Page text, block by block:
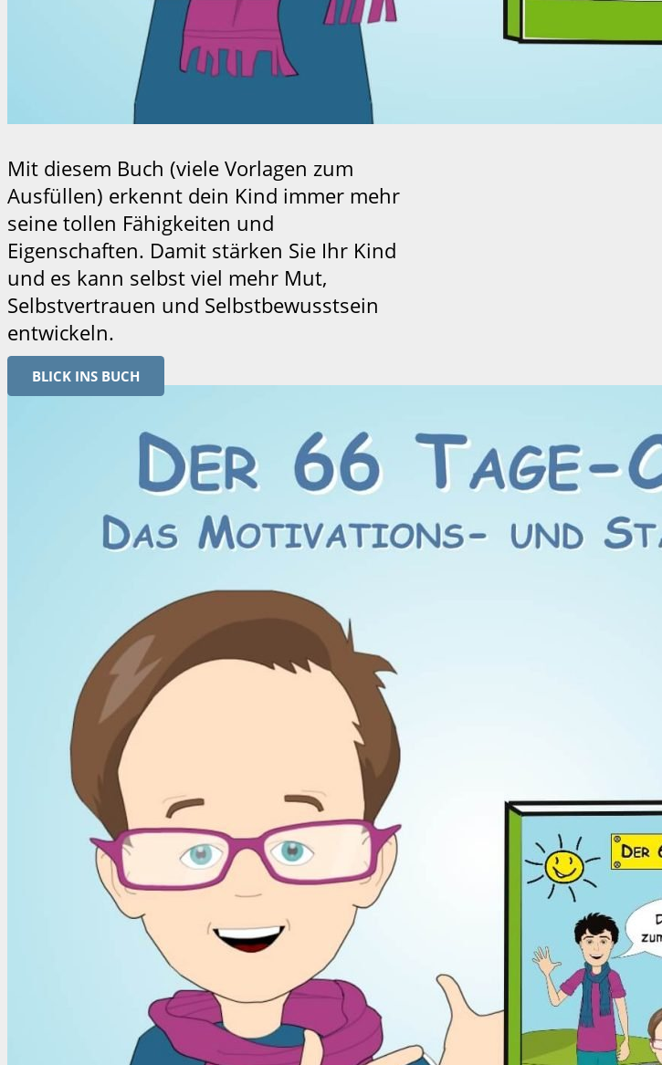
Mit diesem Buch (viele Vorlagen zum
Ausfüllen) erkennt dein Kind immer mehr
seine tollen Fähigkeiten und
Eigenschaften. Damit stärken Sie Ihr Kind
und es kann selbst viel mehr Mut,
Selbstvertrauen und Selbstbewusstsein
entwickeln.
BLICK INS BUCH